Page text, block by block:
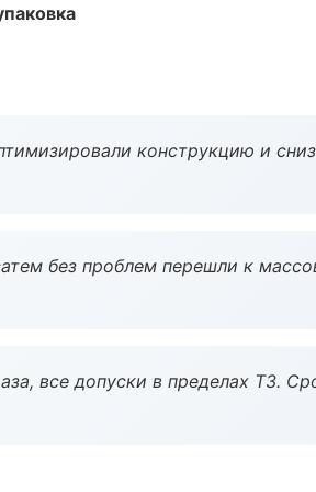
конструкцию и
без проблем перешли к
все допуски в пределах ТЗ.